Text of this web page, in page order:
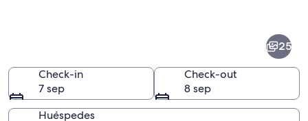
25
Check-in
7 sep
Check-out
8 sep
Huéspedes